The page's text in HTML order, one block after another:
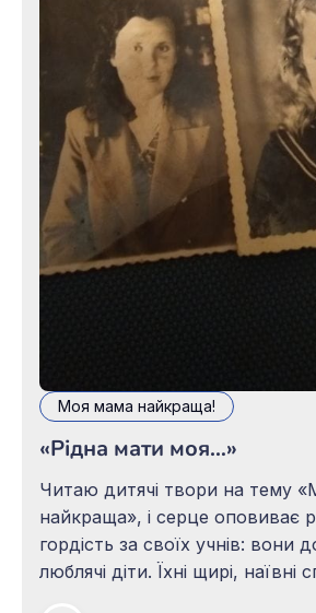
Моя мама найкраща!
«Рідна мати моя…»
Читаю дитячі твори на тему
найкраща», і серце оповиває
гордість за своїх учнів: вони
люблячі діти. Їхні щирі, наївні сповіді про